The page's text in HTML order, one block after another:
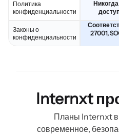
Политика
конфиденциальности
Законы о
конфиденциальности
27001,
Internxt
Планы Internxt
современное,